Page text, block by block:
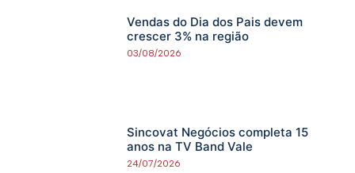
Vendas do Dia dos Pais devem
crescer 3% na região
03/08/2026
Sincovat Negócios completa 15
anos na TV Band Vale
24/07/2026